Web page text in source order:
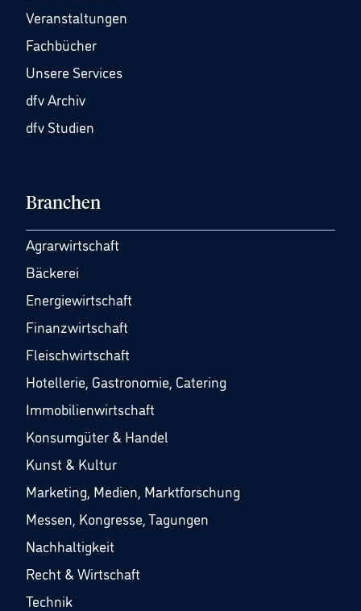
Veranstaltungen
Fachbücher
Unsere Services
dfv Archiv
dfv Studien
Branchen
Agrarwirtschaft
Bäckerei
Energiewirtschaft
Finanzwirtschaft
Fleischwirtschaft
Hotellerie, Gastronomie, Catering
Immobilienwirtschaft
Konsumgüter & Handel
Kunst & Kultur
Marketing, Medien, Marktforschung
Messen, Kongresse, Tagungen
Nachhaltigkeit
Recht & Wirtschaft
Technik